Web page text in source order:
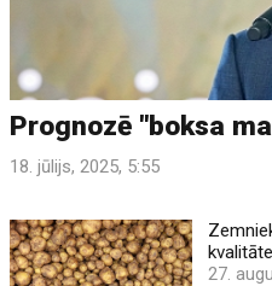
Prognozē "boksa
18. jūlijs, 2025, 5:55
27.